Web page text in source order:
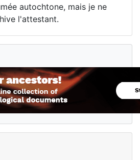
autochtone, mais je ne
l'attestant.